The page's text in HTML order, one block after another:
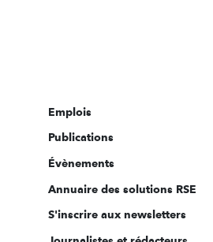
Emplois
Publications
Évènements
Annuaire des solutions RSE
S'inscrire aux newsletters